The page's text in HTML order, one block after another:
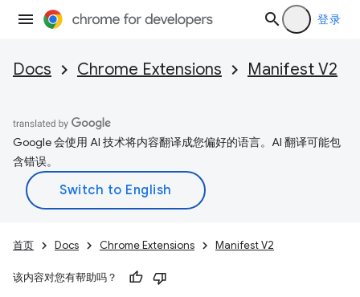
登录
Docs Chrome Extensions Manifest V2
Google 会使用 AI 技术将内容翻译成您偏好的语言。AI 翻译可能包
含错误。
首页 Docs Chrome Extensions Manifest V2
该内容对您有帮助吗？